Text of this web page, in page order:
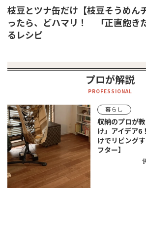
枝豆とツナ缶だけ【枝豆そうめん
ったら、どハマリ！ 「正直飽き
るレシピ
プロが解説
PROFESSIONAL
暮らし
収納のプロが
け」アイデア
けでリビング
フター】